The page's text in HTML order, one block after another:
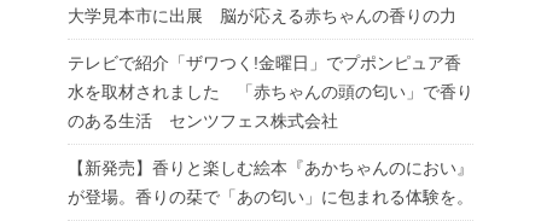
大学見本市に出展 脳が応える赤ちゃんの香りの力
テレビで紹介「ザワつく!金曜日」でプポンピュア香
水を取材されました 「赤ちゃんの頭の匂い」で香り
のある生活 センツフェス株式会社
【新発売】香りと楽しむ絵本『あかちゃんのにおい』
が登場。香りの栞で「あの匂い」に包まれる体験を。